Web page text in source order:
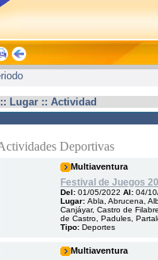
Lugar :: Actividad
Deportivas
Multiaventura
Festival de Juegos
Del: 01/05/2022 Al: 04/
Lugar: Abla, Abrucena,
Canjáyar, Castro de
de Castro, Padules,
Tipo: Deportes
Multiaventura